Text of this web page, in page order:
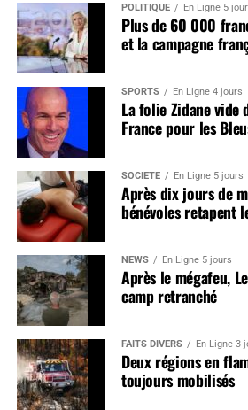
POLITIQUE En Ligne 5
Plus de 60 000
et la campagne
SPORTS En Ligne 4 jours
La folie Zidane vide
France pour les
SOCIÉTÉ En Ligne 5 jours
Après dix jours de
bénévoles retapent
NEWS En Ligne 5 jours
Après le mégafeu,
camp retranché
FAITS DIVERS En Ligne 3
Deux régions en
toujours mobilisés